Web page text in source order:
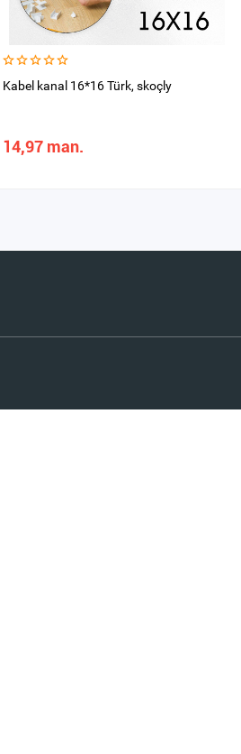
Kabel kanal 16*16 Türk, skoçly
14,97 man.